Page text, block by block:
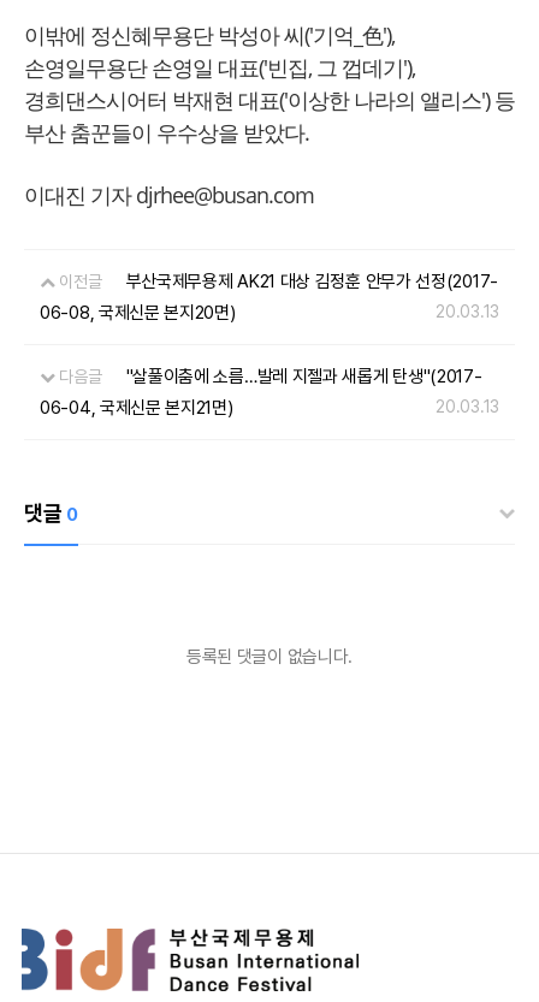
이밖에 정신혜무용단 박성아 씨('기억_色'),
손영일무용단 손영일 대표('빈집, 그 껍데기'),
경희댄스시어터 박재현 대표('이상한 나라의 앨리스') 등
부산 춤꾼들이 우수상을 받았다.
이대진 기자 djrhee@busan.com
이전글
부산국제무용제 AK21 대상 김정훈 안무가 선정(2017-
06-08, 국제신문 본지20면)
20.03.13
다음글
"살풀이춤에 소름…발레 지젤과 새롭게 탄생"(2017-
06-04, 국제신문 본지21면)
20.03.13
댓글 0
등록된 댓글이 없습니다.